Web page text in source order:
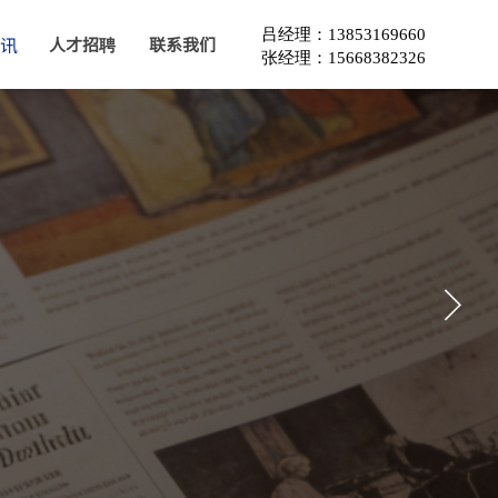
吕经理：13853169660
张经理：15668382326
人才招聘 联系我们